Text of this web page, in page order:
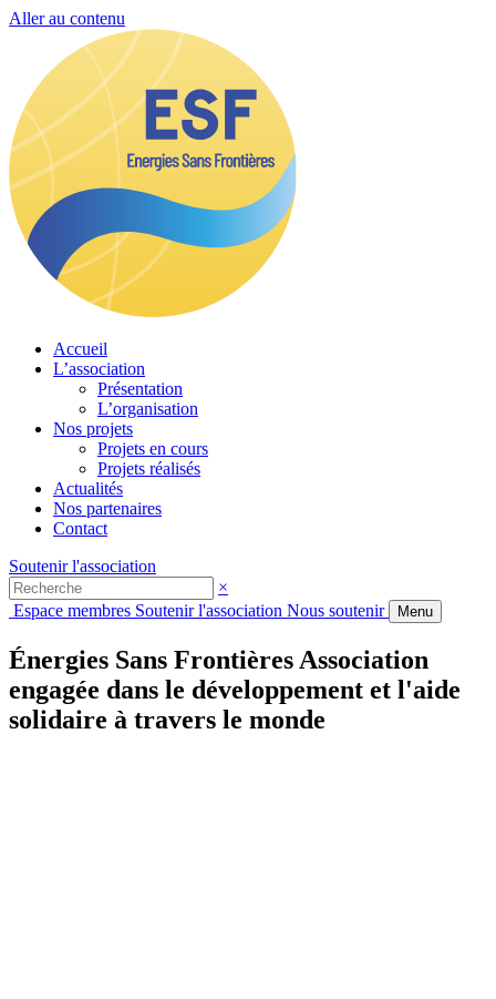
Aller au contenu
Accueil
L’association
Présentation
L’organisation
Nos projets
Projets en cours
Projets réalisés
Actualités
Nos partenaires
Contact
Soutenir l'association
×
Espace membres Soutenir l'association Nous soutenir Menu
Énergies Sans Frontières Association
engagée dans le développement et l'aide
solidaire à travers le monde